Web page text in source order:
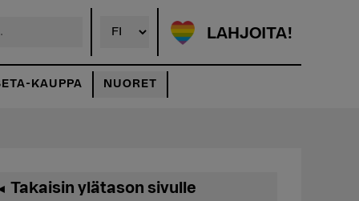
LAHJOITA!
KAUPPA NUORET
Takaisin ylätason sivulle